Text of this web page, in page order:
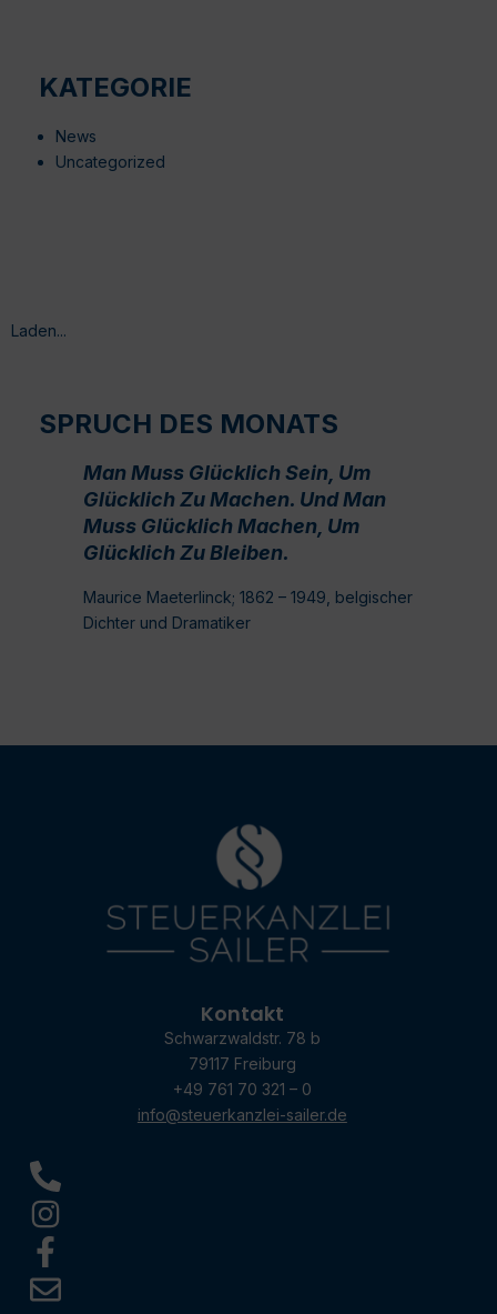
KATEGORIE
News
Uncategorized
Laden...
SPRUCH DES MONATS
Man Muss Glücklich Sein, Um
Glücklich Zu Machen. Und Man
Muss Glücklich Machen, Um
Glücklich Zu Bleiben.
Maurice Maeterlinck; 1862 – 1949, belgischer
Dichter und Dramatiker
Kontakt
Schwarzwaldstr. 78 b
79117 Freiburg
+49 761 70 321 – 0
info@steuerkanzlei-sailer.de